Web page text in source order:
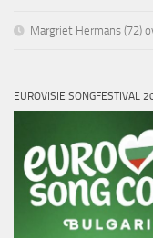
Margriet Hermans (72)
EUROVISIE SONGFESTIVAL